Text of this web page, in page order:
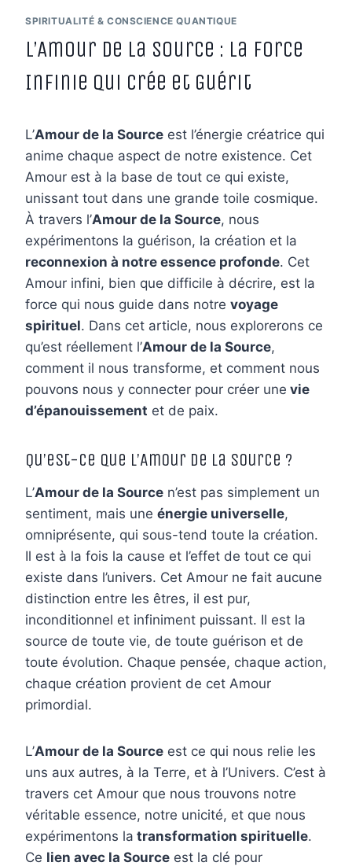
SPIRITUALITÉ & CONSCIENCE QUANTIQUE
L’Amour de la Source : La Force
Infinie qui Crée et Guérit
L’Amour de la Source est l’énergie créatrice qui
anime chaque aspect de notre existence. Cet
Amour est à la base de tout ce qui existe,
unissant tout dans une grande toile cosmique.
À travers l’Amour de la Source, nous
expérimentons la guérison, la création et la
reconnexion à notre essence profonde. Cet
Amour infini, bien que difficile à décrire, est la
force qui nous guide dans notre voyage
spirituel. Dans cet article, nous explorerons ce
qu’est réellement l’Amour de la Source,
comment il nous transforme, et comment nous
pouvons nous y connecter pour créer une vie
d’épanouissement et de paix.
Qu’est-ce que l’Amour de la Source ?
L’Amour de la Source n’est pas simplement un
sentiment, mais une énergie universelle,
omniprésente, qui sous-tend toute la création.
Il est à la fois la cause et l’effet de tout ce qui
existe dans l’univers. Cet Amour ne fait aucune
distinction entre les êtres, il est pur,
inconditionnel et infiniment puissant. Il est la
source de toute vie, de toute guérison et de
toute évolution. Chaque pensée, chaque action,
chaque création provient de cet Amour
primordial.
L’Amour de la Source est ce qui nous relie les
uns aux autres, à la Terre, et à l’Univers. C’est à
travers cet Amour que nous trouvons notre
véritable essence, notre unicité, et que nous
expérimentons la transformation spirituelle.
Ce lien avec la Source est la clé pour